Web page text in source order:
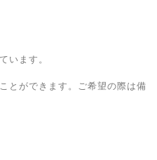
います。
とができます。ご希望の際は備